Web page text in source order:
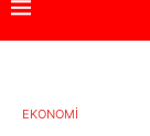
EKONOMİ